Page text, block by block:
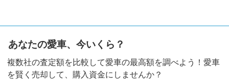
あなたの愛車、今いくら？
複数社の査定額を比較して愛車の最高額を調べよう！愛車
を賢く売却して、購入資金にしませんか？